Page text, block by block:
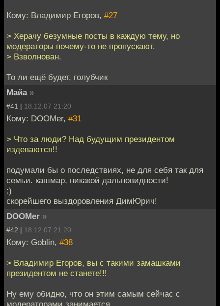
Кому: Владимир Егоров, #27
> Херачу безумные посты в каждую тему, но
модераторы почему-то не пропускают.
> Взволнован.
То ли ещё будет, голубчик
Майа »
#41 | 18.12.07 21:20
Кому: DOOMer, #31
> Что за люди? Над будущим президентом
издеваются!!
подумали бы о последствиях, не для себя так для
семьи. кашмар, никакой дальновидности!
:)
скорейшего выздоровления ДимЮрич!
DOOMer »
#42 | 18.12.07 21:20
Кому: Goblin, #38
> Владимир Егоров, вы с такими замашками
президентом не станете!!!
Ну ему обидно, что он этим самым сейчас с